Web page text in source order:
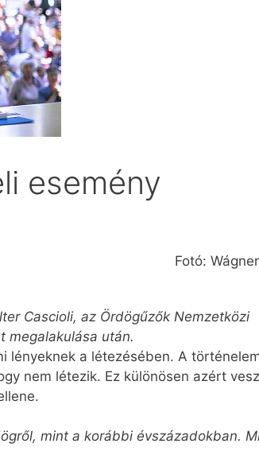
esemény
Fotó:
Cascioli, az Ördögűzők Nemzetközi
megalakulása után.
lényeknek a létezésében. A
nem létezik. Ez különösen azért
mint a korábbi évszázadokban.